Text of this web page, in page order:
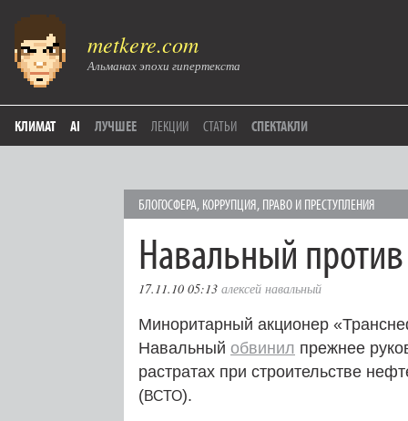
metkere.com
Альманах эпохи гипертекста
КЛИМАТ AI ЛУЧШЕЕ ЛЕКЦИИ СТАТЬИ СПЕКТАКЛИ
БЛОГОСФЕРА, КОРРУПЦИЯ, ПРАВО И ПРЕСТУПЛЕНИЯ
Навальный
17.11.10 05:13 алексей навальный
Миноритарный акционер
Навальный обвинил прежнее
растратах при строительстве
(ВСТО).